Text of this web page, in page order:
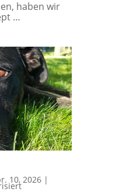
haben wir
…
10, 2026|